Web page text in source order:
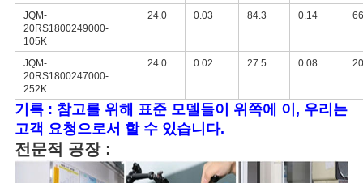
JQM-
20RS1800249000-
105K
24.0 0.03 84.3 0.14
JQM-
20RS1800247000-
252K
24.0 0.02 27.5 0.08
기록 : 참고를 위해 표준 모델들이 위쪽에 이, 우리는
고객 요청으로서 할 수 있습니다.
전문적 공장 :